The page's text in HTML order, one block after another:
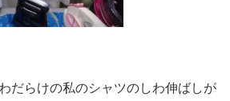
だらけの私のシャツのしわ伸ばしが